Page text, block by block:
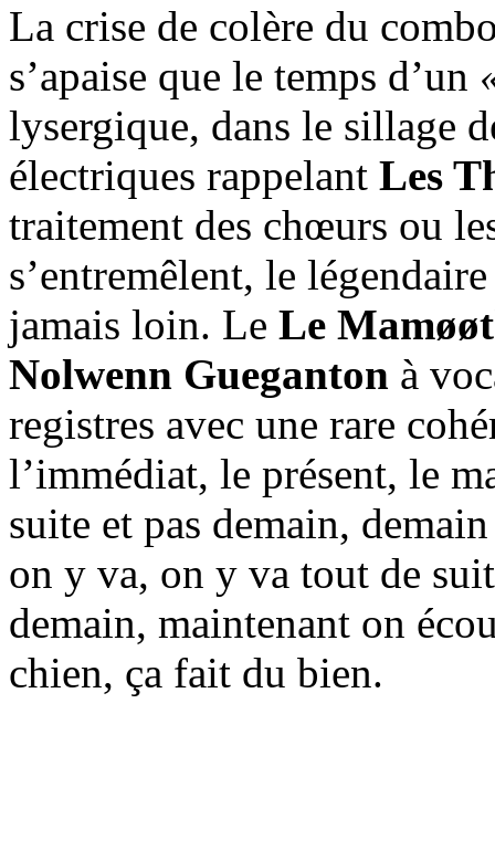
La crise de colère du
s’apaise que le temps d’un
lysergique, dans le sillage
électriques rappelant Les
traitement des chœurs ou
s’entremêlent, le
jamais loin. Le Le
Nolwenn Gueganton à
registres avec une rare
l’immédiat, le présent, le
suite et pas demain,
on y va, on y va tout de
demain, maintenant on
chien, ça fait du bien.